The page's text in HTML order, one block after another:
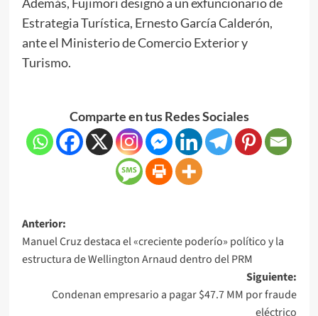
Estrategia Turística, Ernesto García Calderón,
ante el Ministerio de Comercio Exterior y
Turismo.
Comparte en tus Redes Sociales
Anterior:
Manuel Cruz destaca el «creciente poderío» político y la
estructura de Wellington Arnaud dentro del PRM
Siguiente:
Condenan empresario a pagar $47.7 MM por fraude
eléctrico